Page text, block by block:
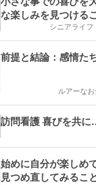
な楽しみを見つける
シニアライ
前提と結論：感情た
ルアーな
訪問看護 喜びを共
始めに自分が楽しめ
見つめ直してみるこ